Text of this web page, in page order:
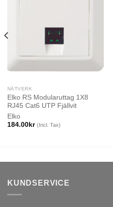
NÄTVERK
Elko RS Modularuttag 1X8
RJ45 Cat6 UTP Fjällvit
Elko
184.00kr (Incl. Tax)
KUNDSERVICE